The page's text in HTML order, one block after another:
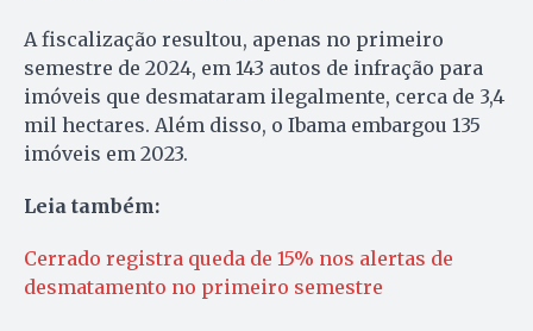
A fiscalização resultou, apenas no primeiro
semestre de 2024, em 143 autos de infração para
imóveis que desmataram ilegalmente, cerca de 3,4
mil hectares. Além disso, o Ibama embargou 135
imóveis em 2023.
Leia também:
Cerrado registra queda de 15% nos alertas de
desmatamento no primeiro semestre